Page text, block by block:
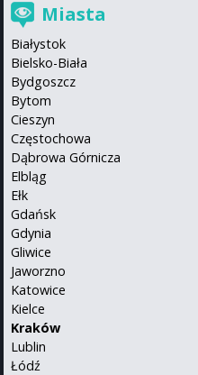
Miasta
Białystok
Bielsko-Biała
Bydgoszcz
Bytom
Cieszyn
Częstochowa
Dąbrowa Górnicza
Elbląg
Ełk
Gdańsk
Gdynia
Gliwice
Jaworzno
Katowice
Kielce
Kraków
Lublin
Łódź